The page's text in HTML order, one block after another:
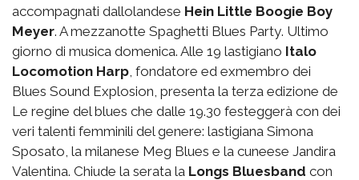
accompagnati dallolandese Hein Little Boogie Boy
Meyer. A mezzanotte Spaghetti Blues Party. Ultimo
giorno di musica domenica. Alle 19 lastigiano Italo
Locomotion Harp , fondatore ed exmembro dei
Blues Sound Explosion, presenta la terza edizione de
Le regine del blues che dalle 19.30 festeggerà con dei
veri talenti femminili del genere: lastigiana Simona
Sposato, la milanese Meg Blues e la cuneese Jandira
Valentina. Chiude la serata la Longs Bluesband con